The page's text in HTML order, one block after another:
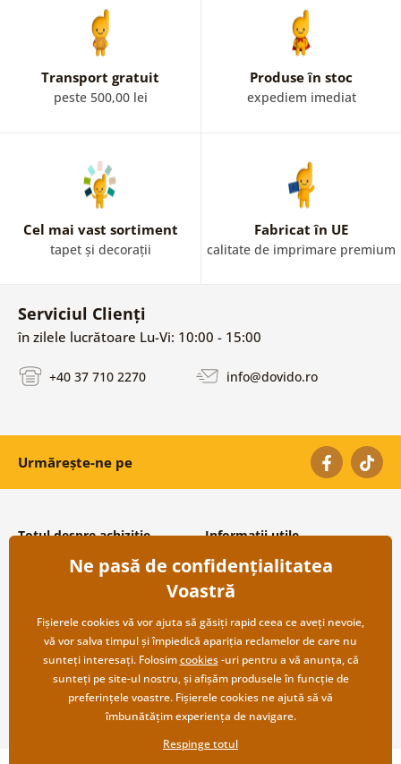
Transport gratuit
peste 500,00 lei
Produse în stoc
expediem imediat
Cel mai vast sortiment
tapet și decorații
Fabricat în UE
calitate de imprimare premium
Serviciul Clienți
în zilele lucrătoare Lu-Vi: 10:00 - 15:00
+40 37 710 2270 info@dovido.ro
Urmărește-ne pe
Totul despre achiziție
Condiții și termeni generali
Protecția datelor personale
Transport și modalități de plată
Returnare
Informații utile
Despre noi
Întrebări frecvente
Contacte
Cooperare angro
Ne pasă de confidențialitatea
Voastră
Fișierele cookies vă vor ajuta să găsiți rapid ceea ce aveți nevoie,
vă vor salva timpul și împiedică apariția reclamelor de care nu
sunteți interesați. Folosimcookies-uri pentru a vă anunța, că
sunteți pe site-ul nostru, și afișăm produsele în funcție de
preferințele voastre. Fișierele cookies ne ajută să vă
îmbunătățim experiența de navigare.
Respinge totul